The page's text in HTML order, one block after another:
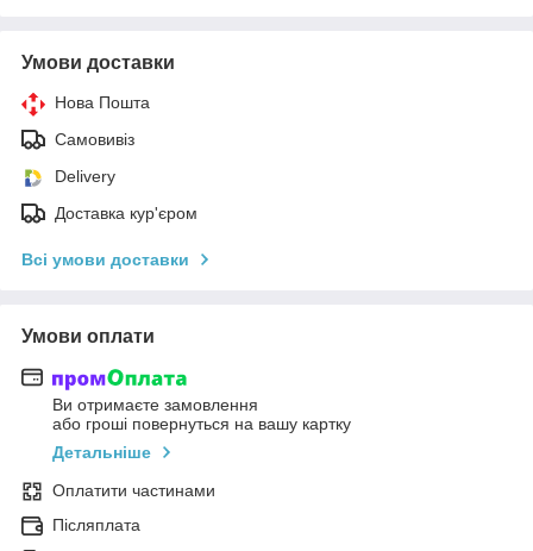
Умови доставки
Нова Пошта
Самовивіз
Delivery
Доставка кур'єром
Всі умови доставки
Умови оплати
Ви отримаєте замовлення
або гроші повернуться на вашу картку
Детальніше
Оплатити частинами
Післяплата